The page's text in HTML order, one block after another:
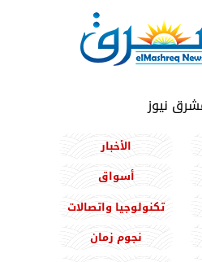
نيوز
الأخبار
أسواق
تكنولوجيا واتصالات
نجوم زمان